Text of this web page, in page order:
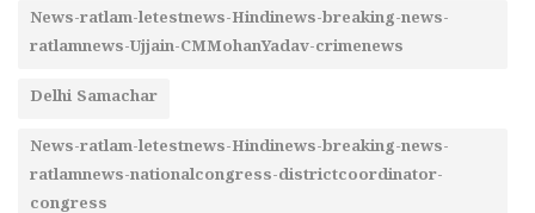
News-ratlam-letestnews-Hindinews-breaking-news-
ratlamnews-Ujjain-CMMohanYadav-crimenews
Delhi Samachar
News-ratlam-letestnews-Hindinews-breaking-news-
ratlamnews-nationalcongress-districtcoordinator-
congress